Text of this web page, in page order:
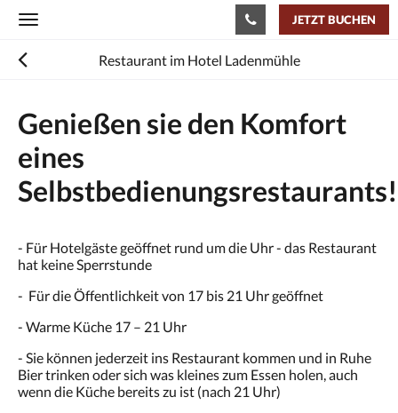
Toggle
JETZT BUCHEN
Restaurant im Hotel Ladenmühle
Genießen sie den Komfort
eines
Selbstbedienungsrestaurants!
- Für Hotelgäste geöffnet rund um die Uhr - das Restaurant
hat keine Sperrstunde
- Für die Öffentlichkeit von 17 bis 21 Uhr geöffnet
- Warme Küche 17 – 21 Uhr
- Sie können jederzeit ins Restaurant kommen und in Ruhe
Bier trinken oder sich was kleines zum Essen holen, auch
wenn die Küche bereits zu ist (nach 21 Uhr)